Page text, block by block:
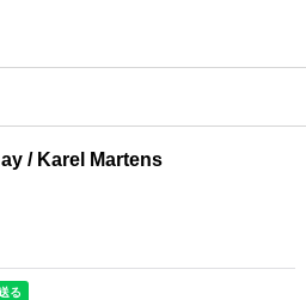
/ Karel Martens